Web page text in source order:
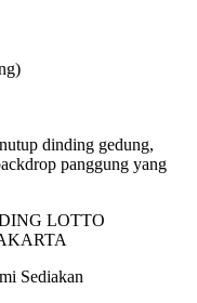
dinding gedung,
panggung yang
Sediakan